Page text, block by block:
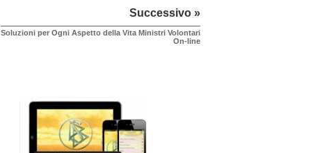
Successivo »
Soluzioni per Ogni Aspetto della Vita Ministri Volontari
On-line